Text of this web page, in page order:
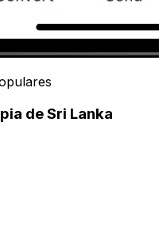
de Sri Lanka